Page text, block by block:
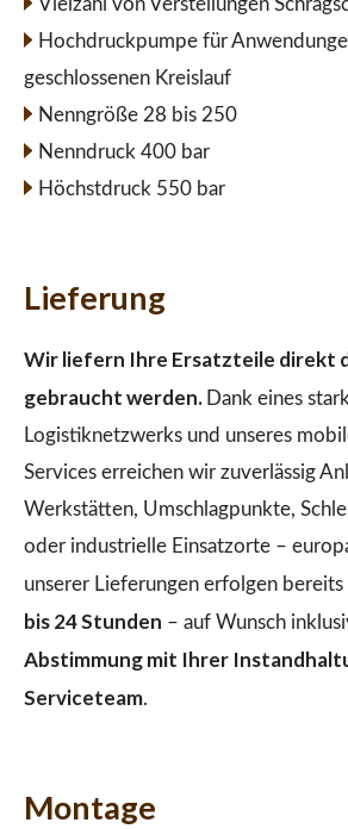
Vielzahl von Verstellungen
Hochdruckpumpe für
geschlossenen Kreislauf
Nenngröße 28 bis 250
Nenndruck 400 bar
Höchstdruck 550 bar
Lieferung
Wir liefern Ihre Ersatzteile direkt
gebraucht werden. Dank eines
Logistiknetzwerks und unseres
Services erreichen wir zuverlässig
Werkstätten, Umschlagpunkte,
oder industrielle Einsatzorte –
unserer Lieferungen erfolgen bereits
bis 24 Stunden – auf Wunsch
Abstimmung mit Ihrer
Serviceteam.
Montage